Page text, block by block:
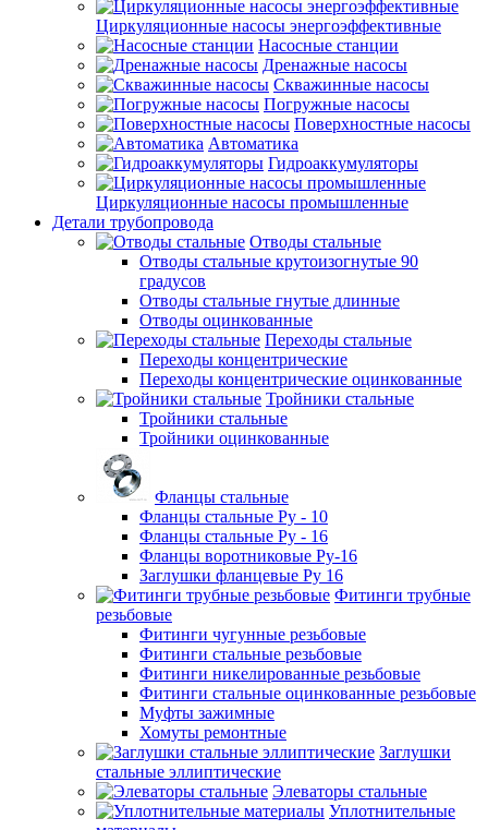
Циркуляционные насосы энергоэффективные
Насосные станции
Дренажные насосы
Скважинные насосы
Погружные насосы
Поверхностные насосы
Автоматика
Гидроаккумуляторы
Циркуляционные насосы промышленные
Детали трубопровода
Отводы стальные
Отводы стальные крутоизогнутые 90
градусов
Отводы стальные гнутые длинные
Отводы оцинкованные
Переходы стальные
Переходы концентрические
Переходы концентрические оцинкованные
Тройники стальные
Тройники стальные
Тройники оцинкованные
Фланцы стальные
Фланцы стальные Ру - 10
Фланцы стальные Ру - 16
Фланцы воротниковые Ру-16
Заглушки фланцевые Ру 16
Фитинги трубные
резьбовые
Фитинги чугунные резьбовые
Фитинги стальные резьбовые
Фитинги никелированные резьбовые
Фитинги стальные оцинкованные резьбовые
Муфты зажимные
Хомуты ремонтные
Заглушки
стальные эллиптические
Элеваторы стальные
Уплотнительные